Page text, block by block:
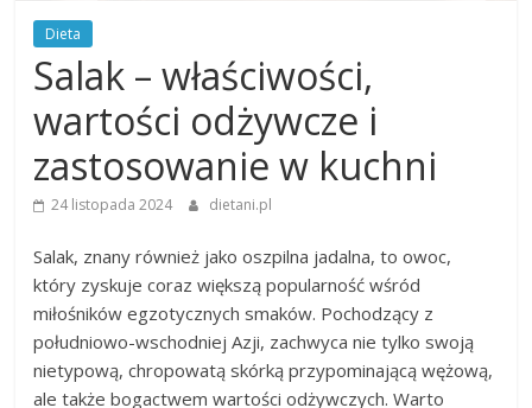
Dieta
Salak – właściwości,
wartości odżywcze i
zastosowanie w kuchni
24 listopada 2024 dietani.pl
Salak, znany również jako oszpilna jadalna, to owoc,
który zyskuje coraz większą popularność wśród
miłośników egzotycznych smaków. Pochodzący z
południowo-wschodniej Azji, zachwyca nie tylko swoją
nietypową, chropowatą skórką przypominającą wężową,
ale także bogactwem wartości odżywczych. Warto